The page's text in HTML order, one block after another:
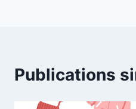
Publications